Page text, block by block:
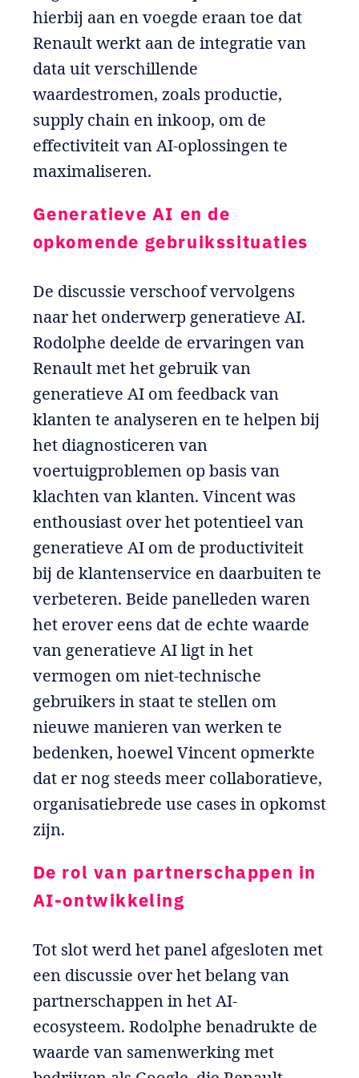
hierbij aan en voegde eraan toe dat
Renault werkt aan de integratie van
data uit verschillende
waardestromen, zoals productie,
supply chain en inkoop, om de
effectiviteit van AI-oplossingen te
maximaliseren.
Generatieve AI en de
opkomende gebruikssituaties
De discussie verschoof vervolgens
naar het onderwerp generatieve AI.
Rodolphe deelde de ervaringen van
Renault met het gebruik van
generatieve AI om feedback van
klanten te analyseren en te helpen bij
het diagnosticeren van
voertuigproblemen op basis van
klachten van klanten. Vincent was
enthousiast over het potentieel van
generatieve AI om de productiviteit
bij de klantenservice en daarbuiten te
verbeteren. Beide panelleden waren
het erover eens dat de echte waarde
van generatieve AI ligt in het
vermogen om niet-technische
gebruikers in staat te stellen om
nieuwe manieren van werken te
bedenken, hoewel Vincent opmerkte
dat er nog steeds meer collaboratieve,
organisatiebrede use cases in opkomst
zijn.
De rol van partnerschappen in
AI-ontwikkeling
Tot slot werd het panel afgesloten met
een discussie over het belang van
partnerschappen in het AI-
ecosysteem. Rodolphe benadrukte de
waarde van samenwerking met